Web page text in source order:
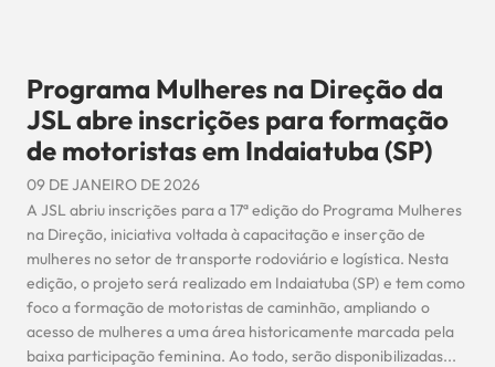
Programa Mulheres na Direção da
JSL abre inscrições para formação
de motoristas em Indaiatuba (SP)
09 DE JANEIRO DE 2026
A JSL abriu inscrições para a 17ª edição do Programa Mulheres
na Direção, iniciativa voltada à capacitação e inserção de
mulheres no setor de transporte rodoviário e logística. Nesta
edição, o projeto será realizado em Indaiatuba (SP) e tem como
foco a formação de motoristas de caminhão, ampliando o
acesso de mulheres a uma área historicamente marcada pela
baixa participação feminina. Ao todo, serão disponibilizadas...